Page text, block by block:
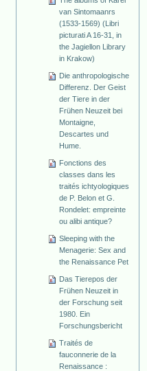
van Sintomaanrs
(1533-1569) (Libri
picturati A 16-31, in
the Jagiellon Library
in Krakow)
Die anthropologische
Differenz. Der Geist
der Tiere in der
Frühen Neuzeit bei
Montaigne,
Descartes und
Hume.
Fonctions des
classes dans les
traités ichtyologiques
de P. Belon et G.
Rondelet: empreinte
ou alibi antique?
Sleeping with the
Menagerie: Sex and
the Renaissance Pet
Das Tierepos der
Frühen Neuzeit in
der Forschung seit
1980. Ein
Forschungsbericht
Traités de
fauconnerie de la
Renaissance :